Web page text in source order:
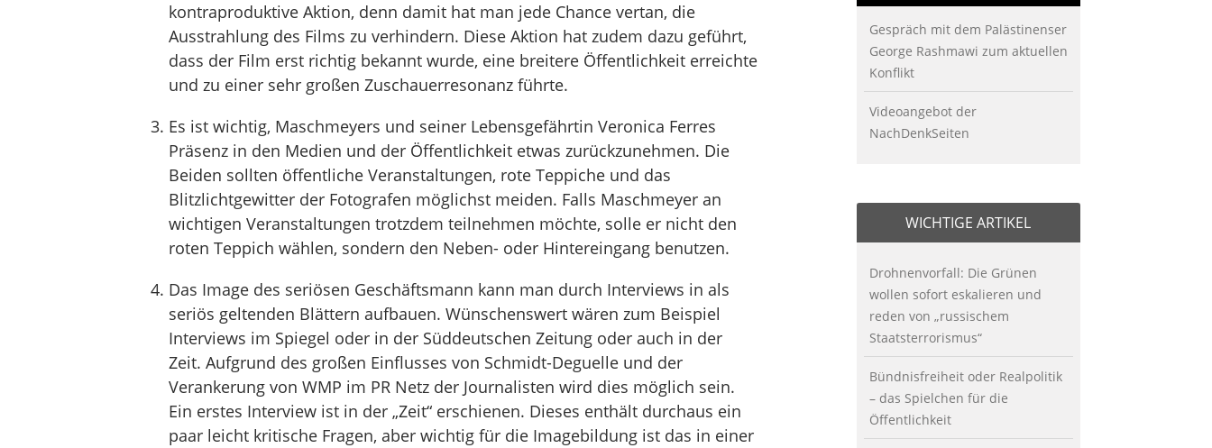
kontraproduktive Aktion, denn damit hat man jede Chance vertan, die
Ausstrahlung des Films zu verhindern. Diese Aktion hat zudem dazu geführt,
dass der Film erst richtig bekannt wurde, eine breitere Öffentlichkeit erreichte
und zu einer sehr großen Zuschauerresonanz führte.
Es ist wichtig, Maschmeyers und seiner Lebensgefährtin Veronica Ferres
Präsenz in den Medien und der Öffentlichkeit etwas zurückzunehmen. Die
Beiden sollten öffentliche Veranstaltungen, rote Teppiche und das
Blitzlichtgewitter der Fotografen möglichst meiden. Falls Maschmeyer an
wichtigen Veranstaltungen trotzdem teilnehmen möchte, solle er nicht den
roten Teppich wählen, sondern den Neben- oder Hintereingang benutzen.
Das Image des seriösen Geschäftsmann kann man durch Interviews in als
seriös geltenden Blättern aufbauen. Wünschenswert wären zum Beispiel
Interviews im Spiegel oder in der Süddeutschen Zeitung oder auch in der
Zeit. Aufgrund des großen Einflusses von Schmidt-Deguelle und der
Verankerung von WMP im PR Netz der Journalisten wird dies möglich sein.
Ein erstes Interview ist in der „Zeit“ erschienen. Dieses enthält durchaus ein
paar leicht kritische Fragen, aber wichtig für die Imagebildung ist das in einer
Gespräch mit dem Palästinenser
George Rashmawi zum aktuellen
Konflikt
Videoangebot der
NachDenkSeiten
WICHTIGE ARTIKEL
Drohnenvorfall: Die Grünen
wollen sofort eskalieren und
reden von „russischem
Staatsterrorismus“
Bündnisfreiheit oder Realpolitik
– das Spielchen für die
Öffentlichkeit